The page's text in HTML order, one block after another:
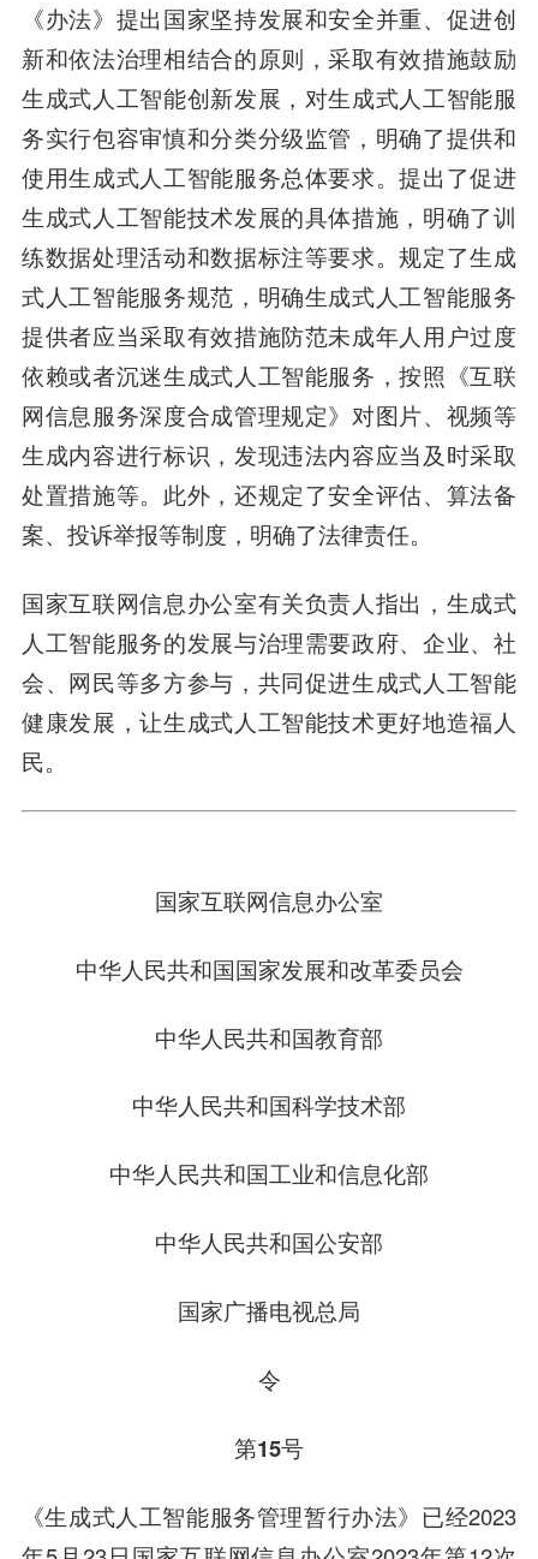
《办法》提出国家坚持发展和安全并重、促进创
新和依法治理相结合的原则，采取有效措施鼓励
生成式人工智能创新发展，对生成式人工智能服
务实行包容审慎和分类分级监管，明确了提供和
使用生成式人工智能服务总体要求。提出了促进
生成式人工智能技术发展的具体措施，明确了训
练数据处理活动和数据标注等要求。规定了生成
式人工智能服务规范，明确生成式人工智能服务
提供者应当采取有效措施防范未成年人用户过度
依赖或者沉迷生成式人工智能服务，按照《互联
网信息服务深度合成管理规定》对图片、视频等
生成内容进行标识，发现违法内容应当及时采取
处置措施等。此外，还规定了安全评估、算法备
案、投诉举报等制度，明确了法律责任。
国家互联网信息办公室有关负责人指出，生成式
人工智能服务的发展与治理需要政府、企业、社
会、网民等多方参与，共同促进生成式人工智能
健康发展，让生成式人工智能技术更好地造福人
民。
国家互联网信息办公室
中华人民共和国国家发展和改革委员会
中华人民共和国教育部
中华人民共和国科学技术部
中华人民共和国工业和信息化部
中华人民共和国公安部
国家广播电视总局
令
第15号
《生成式人工智能服务管理暂行办法》已经2023